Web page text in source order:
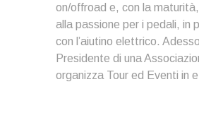
on/offroad e, con la
alla passione per i pedali, in
con l’aiutino elettrico.
Presidente di una
organizza Tour ed Eventi in